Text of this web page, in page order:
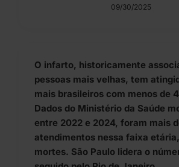
09/30/2025
O infarto, historicamente
pessoas mais velhas, tem
mais brasileiros com menos de
Dados do Ministério da Saúde
entre 2022 e 2024, foram mais
atendimentos nessa faixa
mortes. São Paulo lidera o